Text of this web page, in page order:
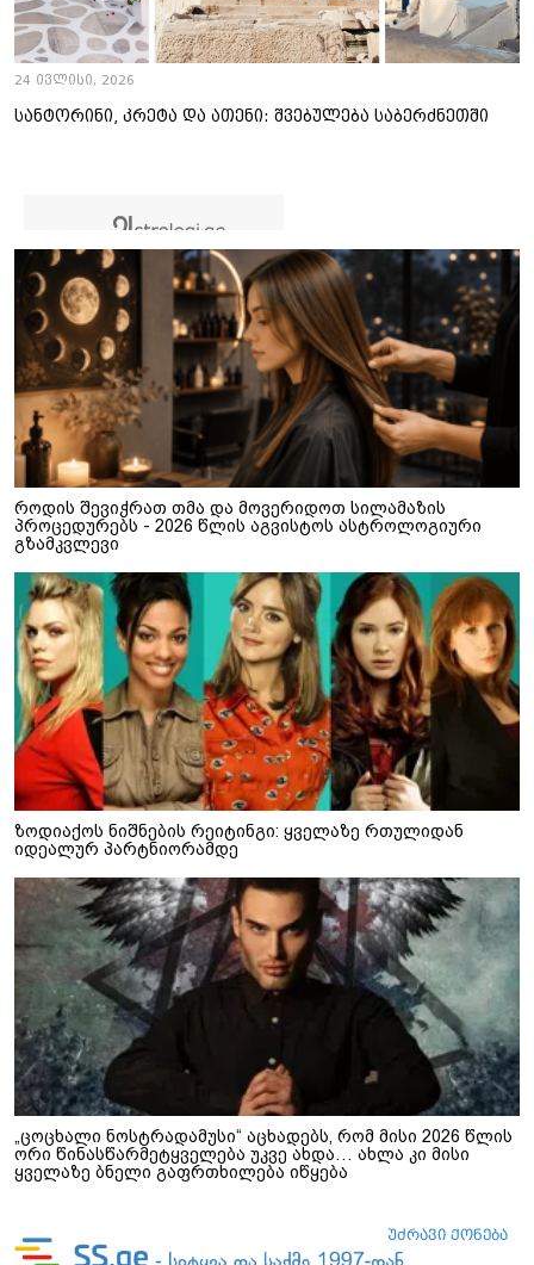
24 ივლისი, 2026
სანტორინი, კრეტა და ათენი: შვებულება საბერძნეთში
როდის შევიჭრათ თმა და მოვერიდოთ სილამაზის
პროცედურებს - 2026 წლის აგვისტოს ასტროლოგიური
გზამკვლევი
ზოდიაქოს ნიშნების რეიტინგი: ყველაზე რთულიდან
იდეალურ პარტნიორამდე
„ცოცხალი ნოსტრადამუსი“ აცხადებს, რომ მისი 2026 წლის
ორი წინასწარმეტყველება უკვე ახდა… ახლა კი მისი
ყველაზე ბნელი გაფრთხილება იწყება